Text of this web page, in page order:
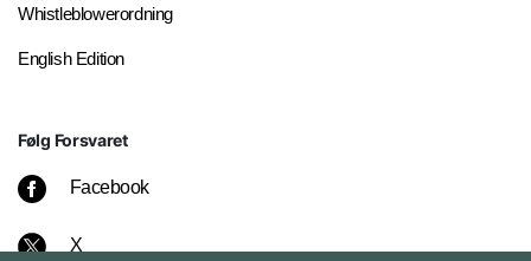
Whistleblowerordning
English Edition
Følg Forsvaret
Facebook
X